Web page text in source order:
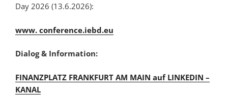
Day 2026 (13.6.2026):
www. conference.iebd.eu
Dialog & Information:
FINANZPLATZ FRANKFURT AM MAIN auf LINKEDIN –
KANAL